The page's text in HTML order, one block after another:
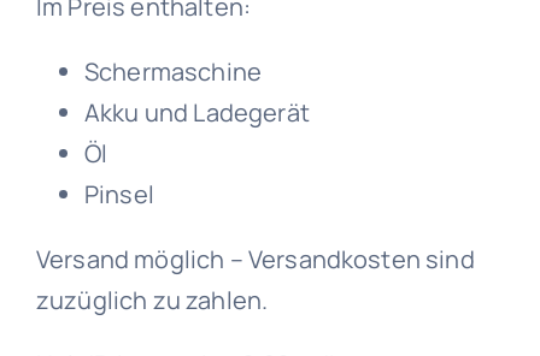
Im Preis enthalten:
Schermaschine
Akku und Ladegerät
Öl
Pinsel
Versand möglich – Versandkosten sind
zuzüglich zu zahlen.